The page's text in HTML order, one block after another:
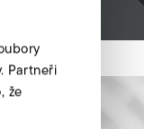
Partneři
že